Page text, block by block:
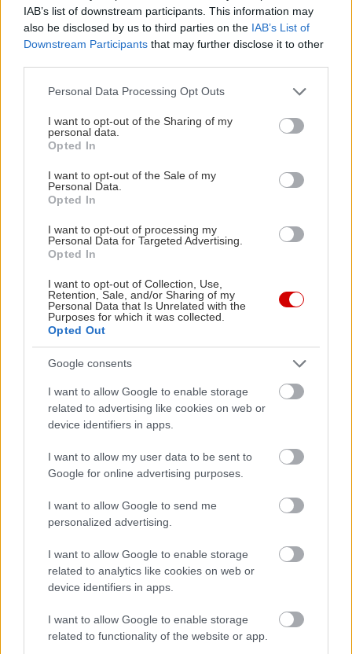
IAB’s list of downstream participants. This information may
also be disclosed by us to third parties on the IAB’s List of
Downstream Participants that may further disclose it to other
Please note that this website/app uses one or more Google
not limited to your visit or usage behaviour. You may click to
grant or deny consent to Google and its third-party tags to
use your data for below specified purposes in below Google
consent section.
Personal Data Processing Opt Outs
I want to opt-out of the Sharing of my
personal data.
Opted In
I want to opt-out of the Sale of my
Personal Data.
Opted In
I want to opt-out of processing my
Personal Data for Targeted Advertising.
Opted In
I want to opt-out of Collection, Use,
Retention, Sale, and/or Sharing of my
Personal Data that Is Unrelated with the
Purposes for which it was collected.
Opted Out
Google consents
I want to allow Google to enable storage
related to advertising like cookies on web or
device identifiers in apps.
I want to allow my user data to be sent to
Google for online advertising purposes.
I want to allow Google to send me
personalized advertising.
I want to allow Google to enable storage
related to analytics like cookies on web or
device identifiers in apps.
I want to allow Google to enable storage
related to functionality of the website or app.
Candy bar βάπτισης
«Το μόνο που χρειαζόμαστε είναι η αγάπη. Αλλά
και λίγα γλυκά κατά καιρούς, δεν βλάπτουν».
Όπως δεν μπορούμε να φανταστούμε την αγάπη
και τη ζωή χωρίς γλυκά, έτσι δε μπορούμε να
τα κουφέτα της μπομπονιέρας να ήταν το μέχρι
τώρα σύνηθες, όμως η μόδα που έρχεται να
ικανοποιήσει τους… γλυκατζήδες λέγεται candy
. Αναλαμβάνουμε τη δημιουργία candy bar,
που είναι θεματικά συνδυασμένα με το στολισμό,
και αφήνουν δικό τους μοναδικό αποτύπωμα στη
διακόσμηση της βάπτισης, που όχι μόνο